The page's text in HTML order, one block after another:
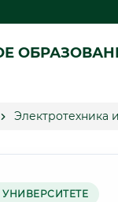
Электротехника